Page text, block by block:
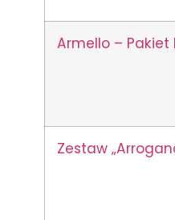
Armello – Pakiet
Zestaw